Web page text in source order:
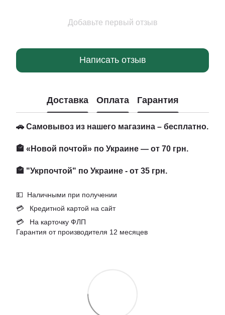
Добавьте первый отзыв
Написать отзыв
Доставка Оплата Гарантия
🚗 Самовывоз из нашего магазина – бесплатно.
🏤 «Новой почтой» по Украине — от 70 грн.
🏤 "Укрпочтой" по Украине - от 35 грн.
💵 Наличными при получении
💳 Кредитной картой на сайт
💳 На карточку ФЛП
Гарантия от производителя 12 месяцев